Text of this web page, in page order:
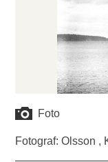
Foto
Fotograf: Olsson ,